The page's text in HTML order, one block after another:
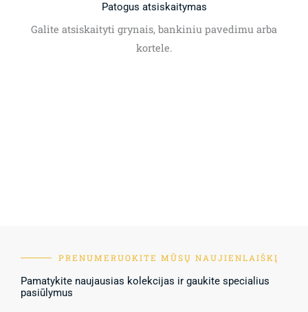
Patogus atsiskaitymas
Galite atsiskaityti grynais, bankiniu pavedimu arba
kortele.
PRENUMERUOKITE MŪSŲ NAUJIENLAIŠKĮ
Pamatykite naujausias kolekcijas ir gaukite specialius
pasiūlymus